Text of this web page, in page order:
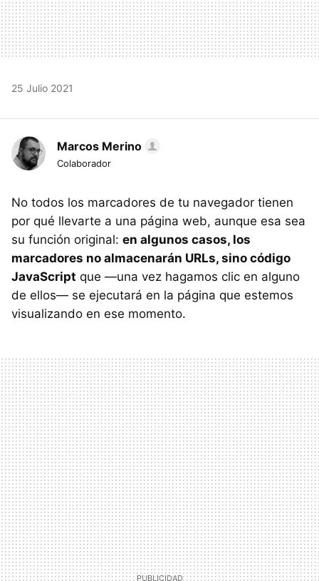
25 Julio 2021
Marcos Merino
Colaborador
No todos los marcadores de tu navegador tienen
por qué llevarte a una página web, aunque esa sea
su función original: en algunos casos, los
marcadores no almacenarán URLs, sino código
JavaScript que —una vez hagamos clic en alguno
de ellos— se ejecutará en la página que estemos
visualizando en ese momento.